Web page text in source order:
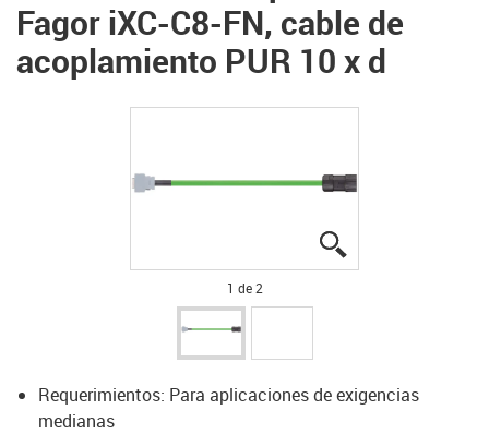
Fagor iXC-C8-FN, cable de
acoplamiento PUR 10 x d
1 de 2
Requerimientos: Para aplicaciones de exigencias
medianas